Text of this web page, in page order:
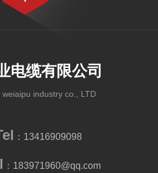
电缆有限公司
industry co., LTD
：13416909098
：183971960@qq.com